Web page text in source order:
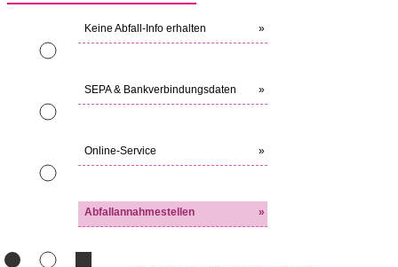
Keine Abfall-Info erhalten »
SEPA & Bankverbindungsdaten »
Online-Service »
Abfallannahmestellen »